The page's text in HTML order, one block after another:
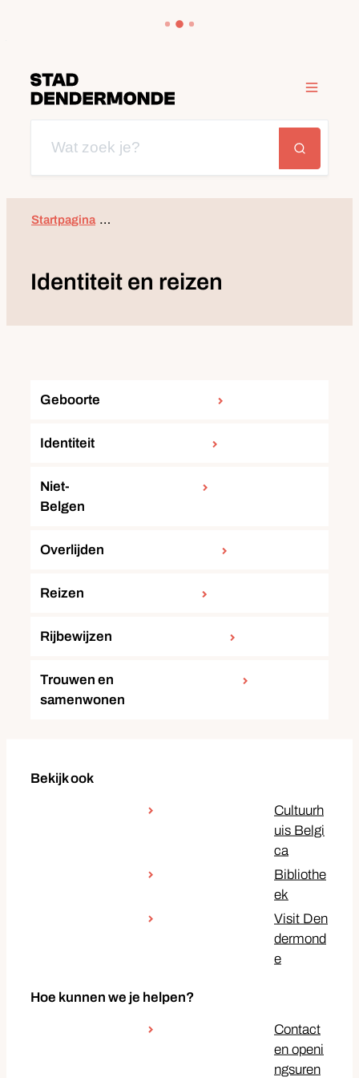
Dendermonde
Wat zoek je? Zoeken
Menu
Startpagina
Identiteit en reizen
Geboorte
Identiteit
Niet-
Belgen
Overlijden
Reizen
Rijbewijzen
Trouwen en
samenwonen
Bekijk ook
Cultuurh
uis Belgi
ca
Bibliothe
ek
Visit Den
dermond
e
Hoe kunnen we je helpen?
Contact
en openi
ngsuren